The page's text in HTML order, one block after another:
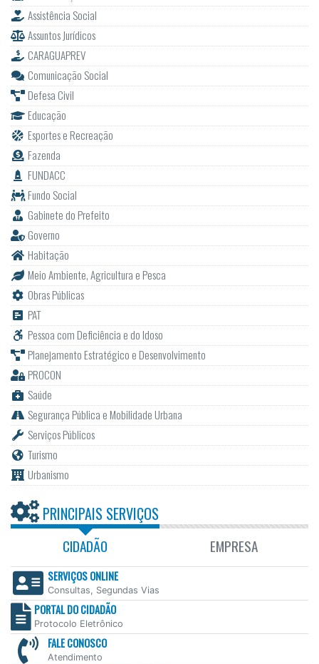
Assistência Social
Assuntos Jurídicos
CARAGUAPREV
Comunicação Social
Defesa Civil
Educação
Esportes e Recreação
Fazenda
FUNDACC
Fundo Social
Gabinete do Prefeito
Governo
Habitação
Meio Ambiente, Agricultura e Pesca
Obras Públicas
PAT
Pessoa com Deficiência e do Idoso
Planejamento Estratégico e Desenvolvimento
PROCON
Saúde
Segurança Pública e Mobilidade Urbana
Serviços Públicos
Turismo
Urbanismo
PRINCIPAIS SERVIÇOS
CIDADÃO EMPRESA
SERVIÇOS ONLINE
Consultas, Segundas Vias
PORTAL DO CIDADÃO
Protocolo Eletrônico
FALE CONOSCO
Atendimento